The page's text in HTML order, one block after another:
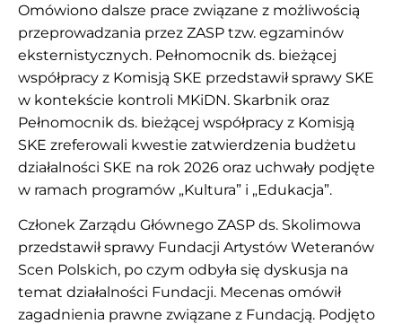
Omówiono dalsze prace związane z możliwością
przeprowadzania przez ZASP tzw. egzaminów
eksternistycznych. Pełnomocnik ds. bieżącej
współpracy z Komisją SKE przedstawił sprawy SKE
w kontekście kontroli MKiDN. Skarbnik oraz
Pełnomocnik ds. bieżącej współpracy z Komisją
SKE zreferowali kwestie zatwierdzenia budżetu
działalności SKE na rok 2026 oraz uchwały podjęte
w ramach programów „Kultura” i „Edukacja”.
Członek Zarządu Głównego ZASP ds. Skolimowa
przedstawił sprawy Fundacji Artystów Weteranów
Scen Polskich, po czym odbyła się dyskusja na
temat działalności Fundacji. Mecenas omówił
zagadnienia prawne związane z Fundacją. Podjęto